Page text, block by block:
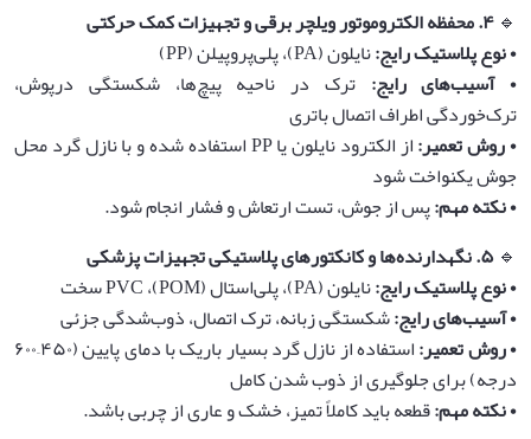
🔹۴.محفظه الکتروموتور ویلچر برقی و تجهیزات کمک حرکتی
•‌نوع پلاستیک رایج:نایلون (PA)، پلی‌پروپیلن (PP)
•‌آسیب‌های رایج: ترک در ناحیه پیچ‌ها، شکستگی درپوش،
ترک‌خوردگی اطراف اتصال باتری
•‌روش تعمیر:
از الکترود نایلون یا PP استفاده شده و با نازل گرد محل
جوش یکنواخت شود
•‌نکته مهم:پس از جوش، تست ارتعاش و فشار انجام شود.
🔹 ۵.نگهدارنده‌ها و کانکتورهای پلاستیکی تجهیزات پزشکی
•‌نوع پلاستیک رایج:نایلون (PA)، پلی‌استال (POM)، PVC سخت
•‌آسیب‌های رایج:شکستگی زبانه، ترک اتصال، ذوب‌شدگی جزئی
•‌روش تعمیر:
استفاده از نازل گرد بسیار باریک با دمای پایین (۴۵۰–۶۰۰
درجه) برای جلوگیری از ذوب شدن کامل
•‌نکته مهم:قطعه باید کاملاً تمیز، خشک و عاری از چربی باشد.